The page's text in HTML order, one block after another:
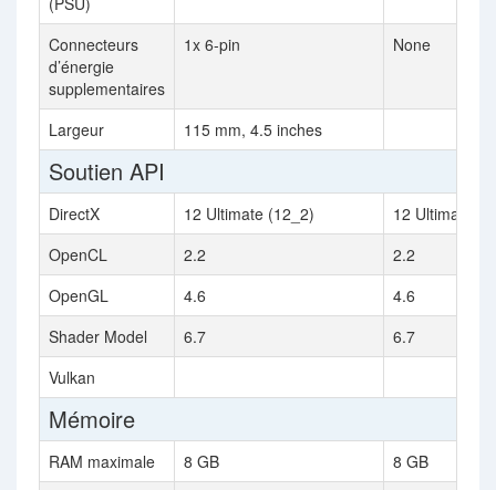
Connecteurs
d’énergie
supplementaires
1x 6-pin None
Largeur 115 mm, 4.5 inches
Soutien API
DirectX 12 Ultimate (12_2)
12 Ultimate
OpenCL
2.2
2.2
OpenGL
4.6
4.6
Shader Model
6.7
6.7
Vulkan
Mémoire
RAM maximale 8 GB
8 GB